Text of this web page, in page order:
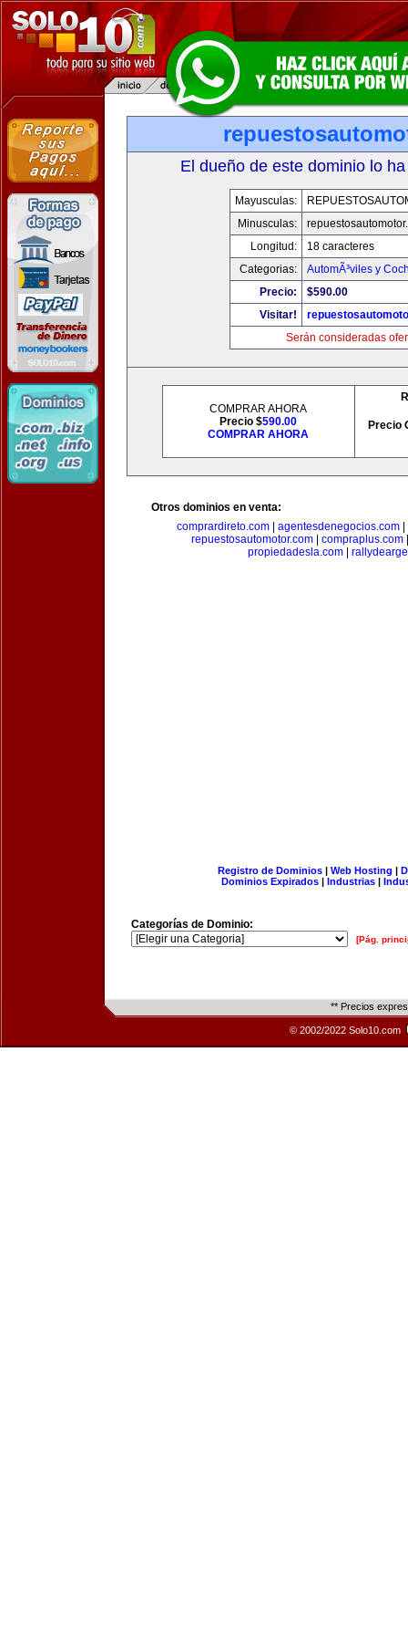
El dueño de este dominio lo
Mayusculas:
Minusculas:
Longitud:
18 caracteres
Categorias:
AutomÃ³viles y
Precio:
$590.00
Visitar!
Serán consideradas
COMPRAR AHORA
Precio $590.00
COMPRAR AHORA
Precio
Otros dominios en venta:
comprardireto.com| agentesdenegocios.com|
repuestosautomotor.com
compraplus.com
propiedadesla.com|
Registro de Dominios| Web Hosting |
Dominios Expirados | Industrias |
Categorías de Dominio:
[Pág.
** Precios
© 2002/2022 Solo10.com